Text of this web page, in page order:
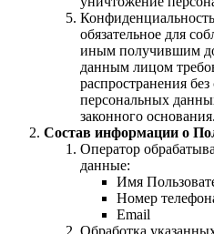
обязательное для
иным получившим
данным лицом
распространения без
персональных
законного основания.
Состав информации о
Оператор
данные:
Имя
Номер
Email